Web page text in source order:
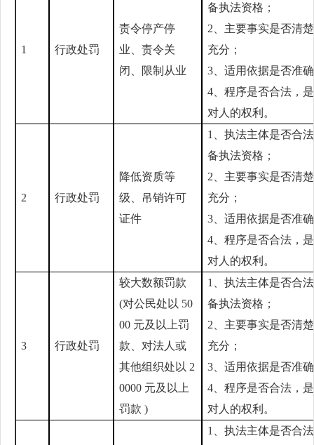
1 行政处罚
责令停产停
业、责令关
闭、限制从业
备执法资格；
2、主要事实是否清
充分；
3、适用依据是否准
4、程序是否合法，
对人的权利。
2 行政处罚
降低资质等
级、吊销许可
证件
1、执法主体是否合
备执法资格；
2、主要事实是否清
充分；
3、适用依据是否准
4、程序是否合法，
对人的权利。
3 行政处罚
较大数额罚款
(对公民处以 50
00 元及以上罚
款、对法人或
其他组织处以 2
0000 元及以上
罚款 )
1、执法主体是否合
备执法资格；
2、主要事实是否清
充分；
3、适用依据是否准
4、程序是否合法，
对人的权利。
1、执法主体是否合